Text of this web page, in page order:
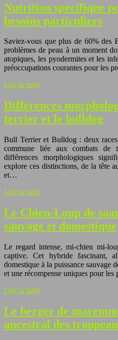
Nutrition spécifique
besoins particuliers
Saviez-vous que plus de 60% des
problèmes de peau à un moment
atopiques, les pyodermites et les
préoccupations courantes pour les
Lire la suite
Différences
terrier et le bulldog
Bull Terrier et Bulldog : deux
commune liée aux combats de
différences morphologiques
explore ces distinctions, de la tête
et…
Lire la suite
Le Chien-Loup de
sauvage et domestique
Le regard intense, mi-chien mi-
captive. Cet hybride fascinant,
domestique à la puissance sauvage
et une récompense uniques pour
Lire la suite
Le berger de
ancestral des